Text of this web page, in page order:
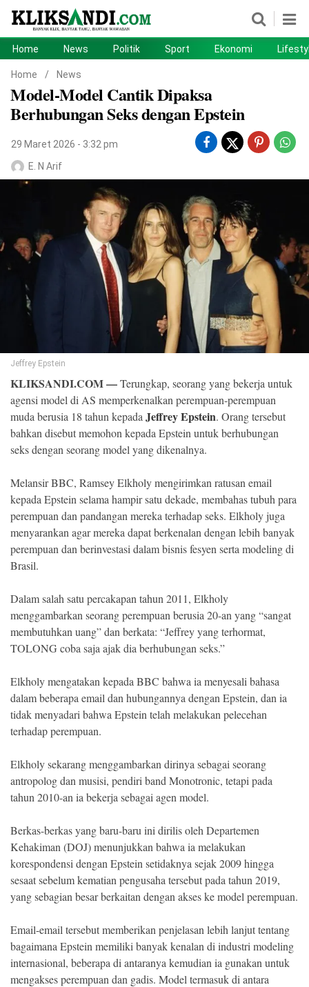
Politik Sport
2026
Klik
-
right
reserved
Home News Politik Sport Ekonomi
Home / News
Model-Model Cantik Dipaksa
Berhubungan Seks dengan Epstein
29 Maret 2026 - 3:32 pm
E. N Arif
Jeffrey Epstein
KLIKSANDI.COM —Terungkap, seorang yang bekerja untuk
agensi model di AS memperkenalkan perempuan-perempuan
muda berusia 18 tahun kepada Jeffrey Epstein. Orang tersebut
bahkan disebut memohon kepada Epstein untuk berhubungan
seks dengan seorang model yang dikenalnya.
Melansir BBC, Ramsey Elkholy mengirimkan ratusan email
kepada Epstein selama hampir satu dekade, membahas tubuh para
perempuan dan pandangan mereka terhadap seks. Elkholy juga
menyarankan agar mereka dapat berkenalan dengan lebih banyak
perempuan dan berinvestasi dalam bisnis fesyen serta modeling di
Brasil.
Dalam salah satu percakapan tahun 2011, Elkholy
menggambarkan seorang perempuan berusia 20-an yang “sangat
membutuhkan uang” dan berkata: “Jeffrey yang terhormat,
TOLONG coba saja ajak dia berhubungan seks.”
Elkholy mengatakan kepada BBC bahwa ia menyesali bahasa
dalam beberapa email dan hubungannya dengan Epstein, dan ia
tidak menyadari bahwa Epstein telah melakukan pelecehan
terhadap perempuan.
Elkholy sekarang menggambarkan dirinya sebagai seorang
antropolog dan musisi, pendiri band Monotronic, tetapi pada
tahun 2010-an ia bekerja sebagai agen model.
Berkas-berkas yang baru-baru ini dirilis oleh Departemen
Kehakiman (DOJ) menunjukkan bahwa ia melakukan
korespondensi dengan Epstein setidaknya sejak 2009 hingga
sesaat sebelum kematian pengusaha tersebut pada tahun 2019,
yang sebagian besar berkaitan dengan akses ke model perempuan.
Email-email tersebut memberikan penjelasan lebih lanjut tentang
bagaimana Epstein memiliki banyak kenalan di industri modeling
internasional, beberapa di antaranya kemudian ia gunakan untuk
mengakses perempuan dan gadis. Model termasuk di antara